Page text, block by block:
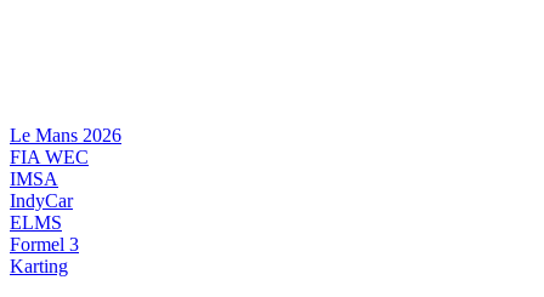
Le Mans 2026
FIA WEC
IMSA
IndyCar
ELMS
Formel 3
Karting